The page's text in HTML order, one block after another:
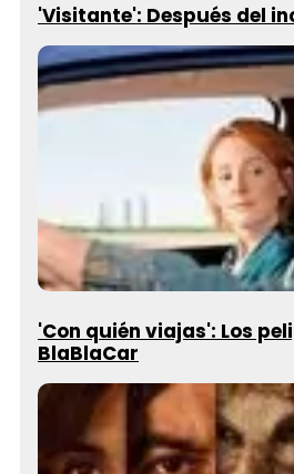
'Visitante': Después del
'Con quién viajas': Los
BlaBlaCar